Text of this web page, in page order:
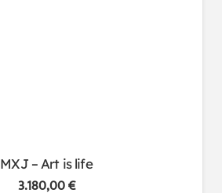
MXJ – Art is life
3.180,00€